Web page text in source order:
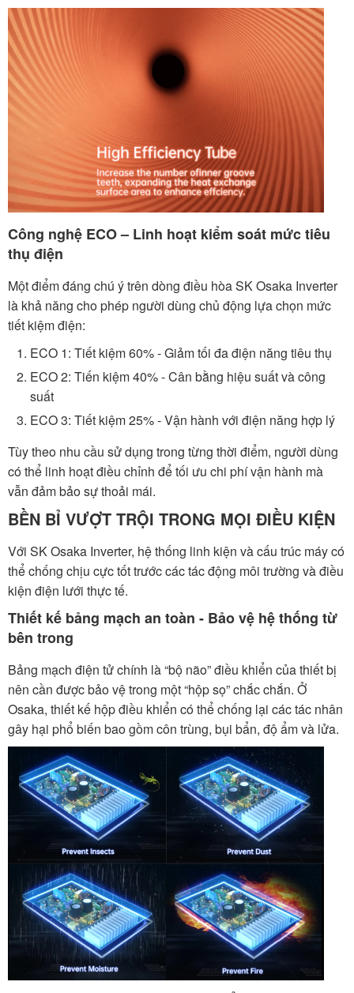
Công nghệ ECO – Linh hoạt kiểm soát mức tiêu
thụ điện
Một điểm đáng chú ý trên dòng điều hòa SK Osaka Inverter
là khả năng cho phép người dùng chủ động lựa chọn mức
tiết kiệm điện:
ECO 1: Tiết kiệm 60% - Giảm tối đa điện năng tiêu thụ
ECO 2: Tiến kiệm 40% - Cân bằng hiệu suất và công
suất
ECO 3: Tiết kiệm 25% - Vận hành với điện năng hợp lý
Tùy theo nhu cầu sử dụng trong từng thời điểm, người dùng
có thể linh hoạt điều chỉnh để tối ưu chi phí vận hành mà
vẫn đảm bảo sự thoải mái.
BỀN BỈ VƯỢT TRỘI TRONG MỌI ĐIỀU KIỆN
Với SK Osaka Inverter, hệ thống linh kiện và cấu trúc máy có
thể chống chịu cực tốt trước các tác động môi trường và điều
kiện điện lưới thực tế.
Thiết kế bảng mạch an toàn - Bảo vệ hệ thống từ
bên trong
Bảng mạch điện tử chính là “bộ não” điều khiển của thiết bị
nên cần được bảo vệ trong một “hộp sọ” chắc chắn. Ở
Osaka, thiết kế hộp điều khiển có thể chống lại các tác nhân
gây hại phổ biến bao gồm côn trùng, bụi bẩn, độ ẩm và lửa.